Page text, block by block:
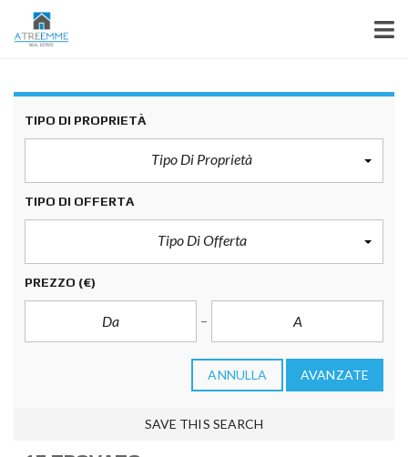
TIPO DI PROPRIETÀ
Tipo Di Proprietà
TIPO DI OFFERTA
Tipo Di Offerta
PREZZO (€)
ANNULLA AVANZATE
SAVE THIS SEARCH